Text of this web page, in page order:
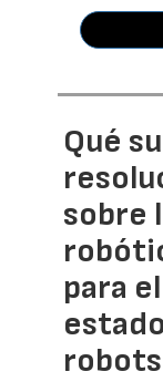
Qué
sobre
para